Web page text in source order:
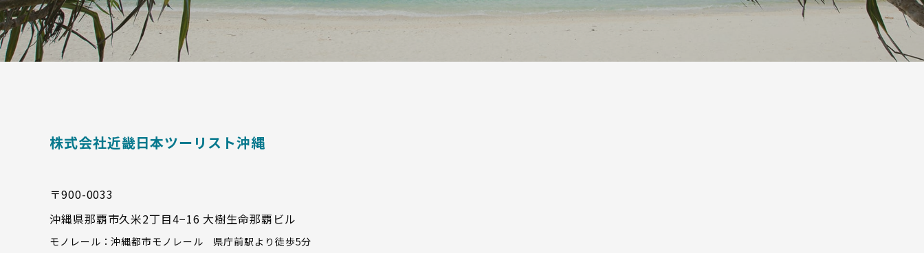
株式会社近畿日本ツーリスト沖縄
〒900-0033
沖縄県那覇市久米2丁目4−16 大樹生命那覇ビル
モノレール：沖縄都市モノレール 県庁前駅より徒歩5分